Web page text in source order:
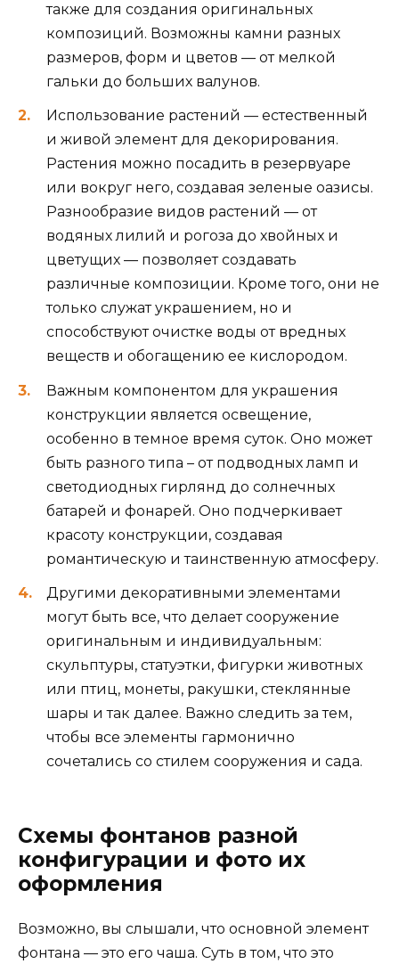
также для создания оригинальных
композиций. Возможны камни разных
размеров, форм и цветов — от мелкой
гальки до больших валунов.
Использование растений — естественный
и живой элемент для декорирования.
Растения можно посадить в резервуаре
или вокруг него, создавая зеленые оазисы.
Разнообразие видов растений — от
водяных лилий и рогоза до хвойных и
цветущих — позволяет создавать
различные композиции. Кроме того, они не
только служат украшением, но и
способствуют очистке воды от вредных
веществ и обогащению ее кислородом.
Важным компонентом для украшения
конструкции является освещение,
особенно в темное время суток. Оно может
быть разного типа – от подводных ламп и
светодиодных гирлянд до солнечных
батарей и фонарей. Оно подчеркивает
красоту конструкции, создавая
романтическую и таинственную атмосферу.
Другими декоративными элементами
могут быть все, что делает сооружение
оригинальным и индивидуальным:
скульптуры, статуэтки, фигурки животных
или птиц, монеты, ракушки, стеклянные
шары и так далее. Важно следить за тем,
чтобы все элементы гармонично
сочетались со стилем сооружения и сада.
Схемы фонтанов разной
конфигурации и фото их
оформления
Возможно, вы слышали, что основной элемент
фонтана — это его чаша. Суть в том, что это